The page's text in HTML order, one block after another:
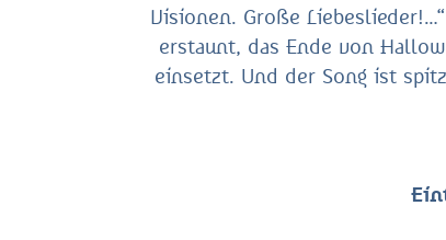
Visionen. Große
erstaunt, das Ende von
einsetzt. Und der Song ist